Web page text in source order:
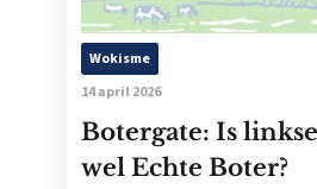
Wokisme
14 april 2026
Botergate: Is
wel Echte Boter?